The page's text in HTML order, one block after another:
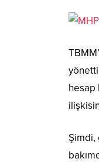
hesap
Şimdi,